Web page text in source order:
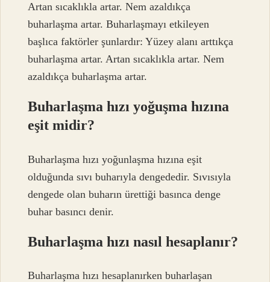
Artan sıcaklıkla artar. Nem azaldıkça
buharlaşma artar. Buharlaşmayı etkileyen
başlıca faktörler şunlardır: Yüzey alanı arttıkça
buharlaşma artar. Artan sıcaklıkla artar. Nem
azaldıkça buharlaşma artar.
Buharlaşma hızı yoğuşma hızına
eşit midir?
Buharlaşma hızı yoğunlaşma hızına eşit
olduğunda sıvı buharıyla dengededir. Sıvısıyla
dengede olan buharın ürettiği basınca denge
buhar basıncı denir.
Buharlaşma hızı nasıl hesaplanır?
Buharlaşma hızı hesaplanırken buharlaşan